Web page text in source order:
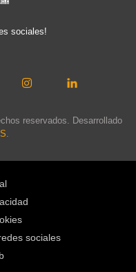
sociales!
reservados. Desarrollado
.
sociales